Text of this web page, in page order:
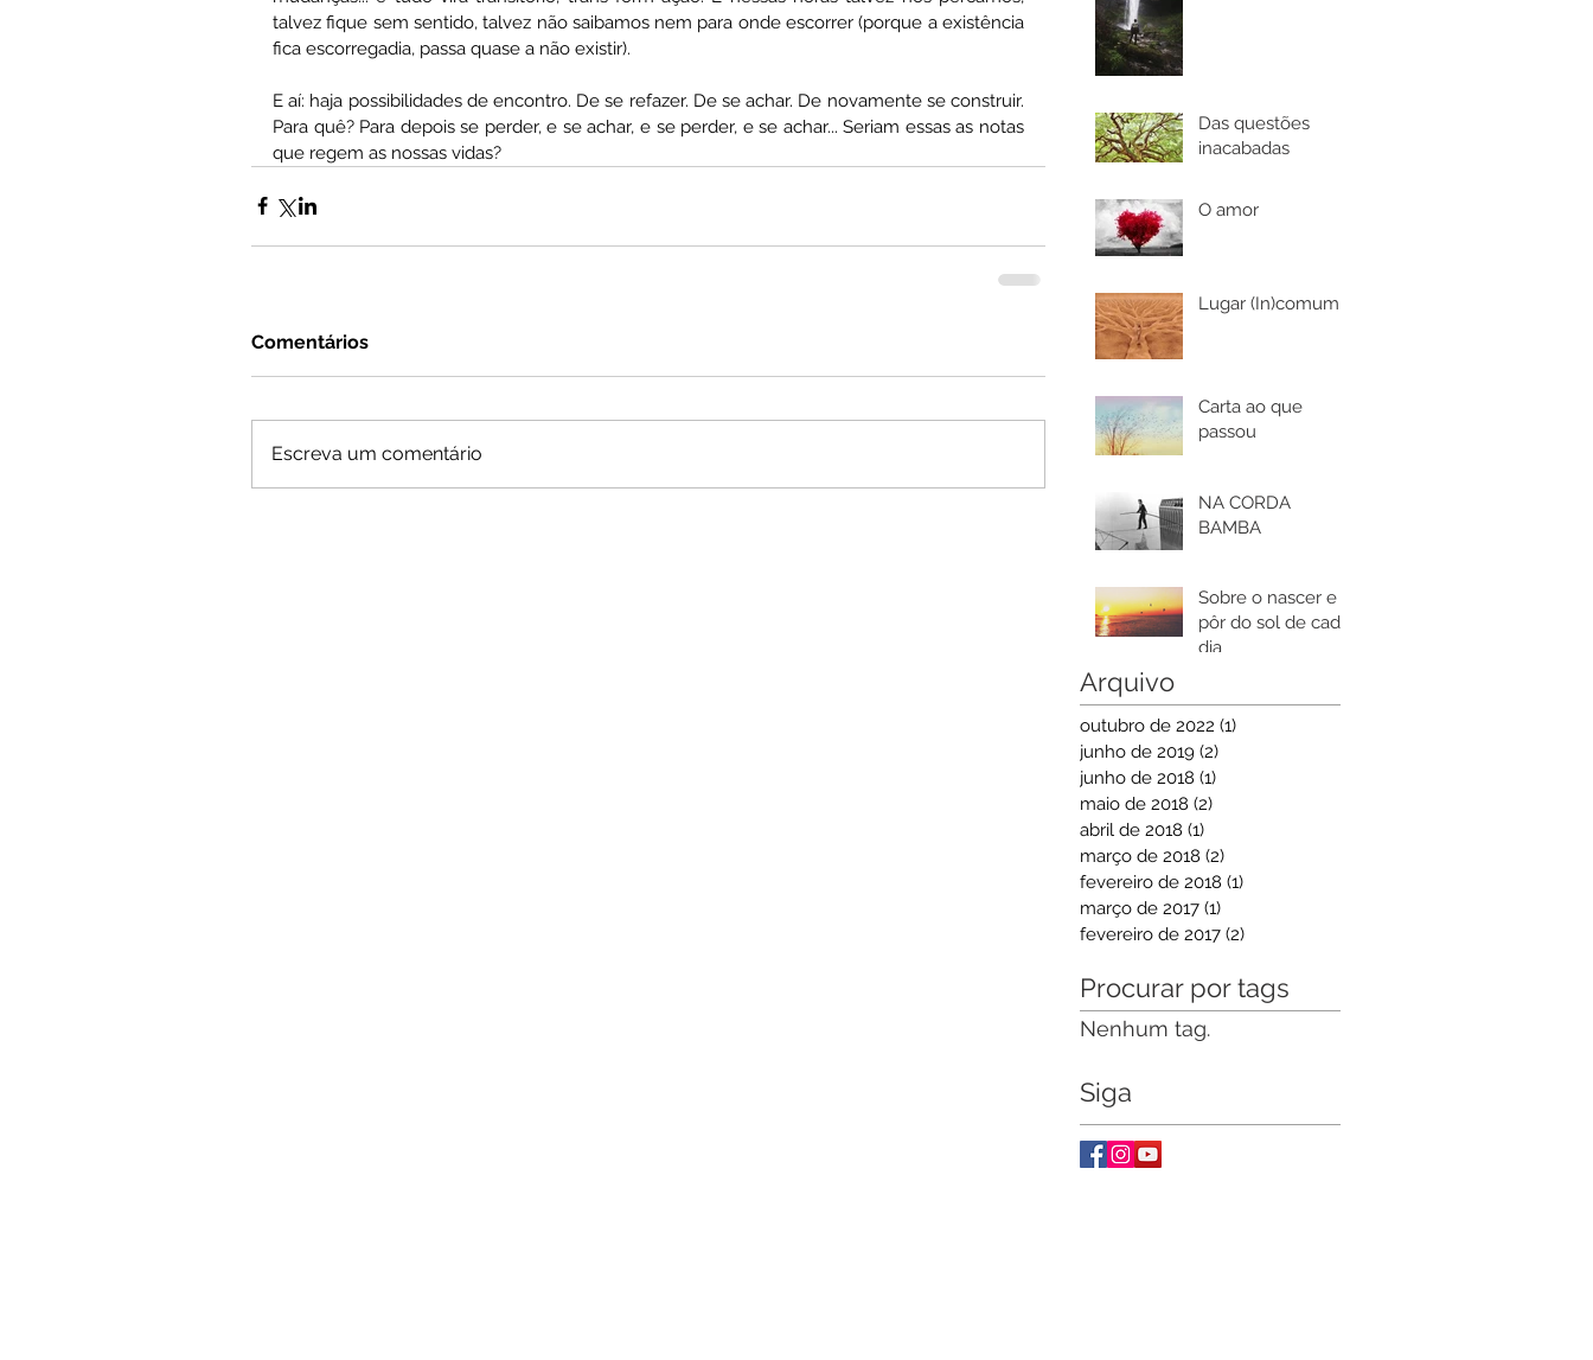
talvez fique sem sentido, talvez não saibamos nem para onde escorrer (porque a existência
fica escorregadia, passa quase a não existir).
E aí: haja possibilidades de encontro. De se refazer. De se achar. De novamente se construir.
Para quê? Para depois se perder, e se achar, e se perder, e se achar... Seriam essas as notas
que regem as nossas vidas?
Comentários
Escreva um comentário
Das questões
inacabadas
O amor
Lugar (In)comum
Carta ao que
passou
NA CORDA
BAMBA
Sobre o nascer e o
pôr do sol de cada
dia
Arquivo
outubro de 2022 (1)
junho de 2019 (2)
junho de 2018 (1)
maio de 2018 (2)
abril de 2018 (1)
março de 2018 (2)
fevereiro de 2018 (1)
março de 2017 (1)
fevereiro de 2017 (2)
Procurar por tags
Nenhum tag.
Siga